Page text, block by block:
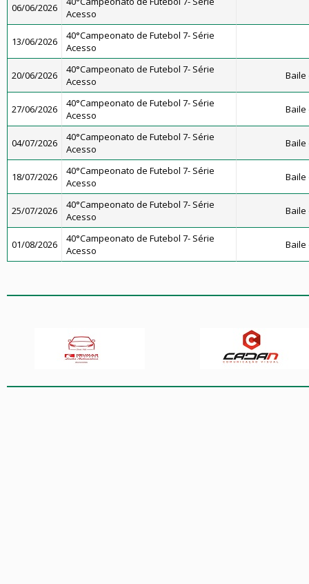
06/06/2026
Acesso
13/06/2026
40°Campeonato de Futebol 7- Série
Acesso
20/06/2026
40°Campeonato de Futebol 7- Série
Acesso
Baile
27/06/2026
40°Campeonato de Futebol 7- Série
Acesso
Baile
04/07/2026
40°Campeonato de Futebol 7- Série
Acesso
Baile
18/07/2026
40°Campeonato de Futebol 7- Série
Acesso
Baile
25/07/2026
40°Campeonato de Futebol 7- Série
Acesso
Baile
01/08/2026
40°Campeonato de Futebol 7- Série
Acesso
Baile